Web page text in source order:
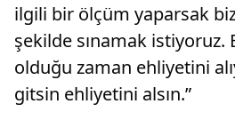
ilgili bir ölçüm yaparsak
şekilde sınamak istiyoruz.
olduğu zaman ehliyetini
gitsin ehliyetini alsın.”